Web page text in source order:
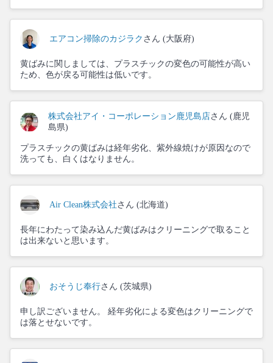
エアコン掃除のカジラク さん (大阪府)
黄ばみに関しましては、プラスチックの変色の可能性が高い
ため、色が戻る可能性は低いです。
株式会社アイ・コーポレーション鹿児島店さん (鹿児
島県)
プラスチックの黄ばみは経年劣化、紫外線焼けが原因なので
洗っても、白くはなりません。
Air Clean株式会社 さん (北海道)
長年にわたって染み込んだ黄ばみはクリーニングで取ること
は出来ないと思います。
おそうじ奉行さん (茨城県)
申し訳ございません。 経年劣化による変色はクリーニングで
は落とせないです。